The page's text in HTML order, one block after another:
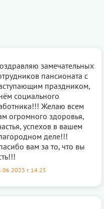
замечательных
пансионата с
праздником,
социального
Желаю всем
огромного здоровья,
успехов в вашем
деле!!!
вам за то, что вы
г. 14:25